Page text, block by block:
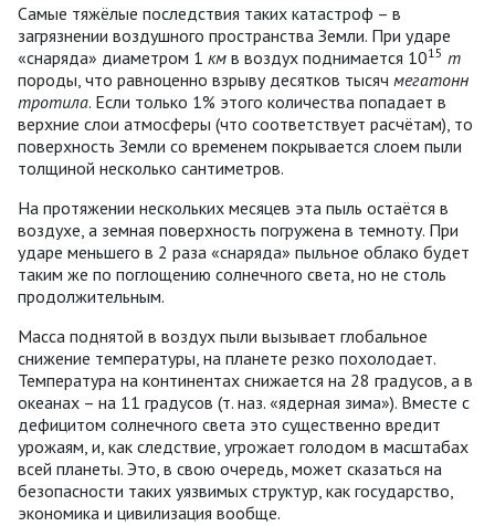
Самые тяжёлые последствия таких катастроф – в
загрязнении воздушного пространства Земли. При ударе
«снаряда» диаметром 1 км в воздух поднимается 1015 т
породы, что равноценно взрыву десятков тысяч мегатонн
тротила. Если только 1% этого количества попадает в
верхние слои атмосферы (что соответствует расчётам), то
поверхность Земли со временем покрывается слоем пыли
толщиной несколько сантиметров.
На протяжении нескольких месяцев эта пыль остаётся в
воздухе, а земная поверхность погружена в темноту. При
ударе меньшего в 2 раза «снаряда» пыльное облако будет
таким же по поглощению солнечного света, но не столь
продолжительным.
Масса поднятой в воздух пыли вызывает глобальное
снижение температуры, на планете резко похолодает.
Температура на континентах снижается на 28 градусов, а в
океанах – на 11 градусов (т. наз. «ядерная зима»). Вместе с
дефицитом солнечного света это существенно вредит
урожаям, и, как следствие, угрожает голодом в масштабах
всей планеты. Это, в свою очередь, может сказаться на
безопасности таких уязвимых структур, как государство,
экономика и цивилизация вообще.